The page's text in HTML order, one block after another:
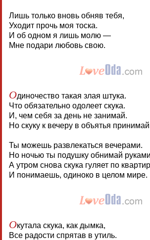
Лишь только вновь обняв тебя,
Уходит прочь моя тоска.
И об одном я лишь молю —
Мне подари любовь свою.
Одиночество такая злая штука.
Что обязательно одолеет скука.
И, чем себя за день не занимай.
Но скуку к вечеру в объятья
Ты можешь развлекаться вечерами.
Но ночью ты подушку обнимай
А утром снова скука гуляет по
И понимаешь, одиноко в целом мире.
Окутала скука, как дымка,
Все радости спрятав в утиль.